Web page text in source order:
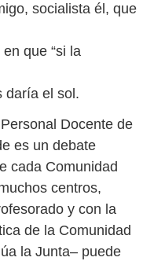
socialista él, que
que “si la
daría el sol.
Docente de
es un debate
cada Comunidad
centros,
y con la
de la Comunidad
la Junta– puede